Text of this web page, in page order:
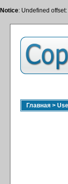
Notice: Undefined
Главная >